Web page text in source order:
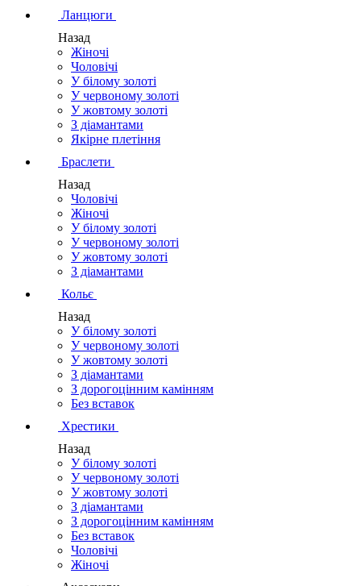
Ланцюги
Назад
Жіночі
Чоловічі
У білому золоті
У червоному золоті
У жовтому золоті
З діамантами
Якірне плетіння
Браслети
Назад
Чоловічі
Жіночі
У білому золоті
У червоному золоті
У жовтому золоті
З діамантами
Кольє
Назад
У білому золоті
У червоному золоті
У жовтому золоті
З діамантами
З дорогоцінним камінням
Без вставок
Хрестики
Назад
У білому золоті
У червоному золоті
У жовтому золоті
З діамантами
З дорогоцінним камінням
Без вставок
Чоловічі
Жіночі